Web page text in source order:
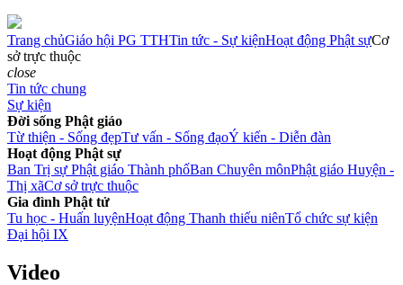
Trang chủGiáo hội PG TTHTin tức - Sự kiệnHoạt động Phật sựCơ
sở trực thuộc
close
Tin tức chung
Sự kiện
Đời sống Phật giáo
Từ thiện - Sống đẹpTư vấn - Sống đạoÝ kiến - Diễn đàn
Hoạt động Phật sự
Ban Trị sự Phật giáo Thành phốBan Chuyên mônPhật giáo Huyện -
Thị xãCơ sở trực thuộc
Gia đình Phật tử
Tu học - Huấn luyệnHoạt động Thanh thiếu niênTổ chức sự kiện
Đại hội IX
Video